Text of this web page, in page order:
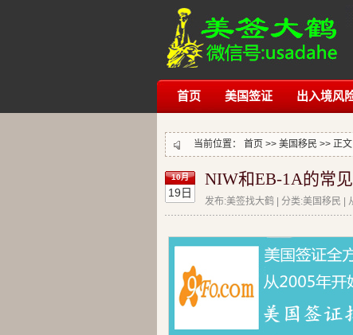
首页 美国签证 出入境风
当前位置： 首页 >> 美国移民 >> 正文
10月
19日
NIW和EB-1A的常
发布:美签找大鹤 | 分类:美国移民 |